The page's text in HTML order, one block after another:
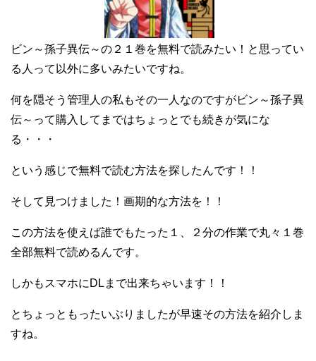
ビン～孫子異伝～の２１巻を無料で読みたい！と思ってい
る人って以外に多いみたいですね。
何を隠そう管理人の私もその一人なのですがビン～孫子異
伝～って購入してまではちょっとでも続きが気にな
る・・・
という感じで無料で読む方法を探したんです！！
そして見つけました！画期的な方法を！！
この方法を使えば誰でもたった１、２分の作業で丸々１巻
全部無料で読めるんです。
しかもスマホにDLまで出来ちゃいます！！
とちょっともったいぶりましたが早速その方法を紹介しま
すね。